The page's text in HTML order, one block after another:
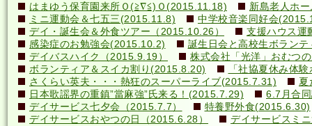
はまゆう保育園来所Ｏ(≧∇≦)Ｏ(2015.11.18)
新島老人ホ
ミニ運動会＆七五三(2015.11.8)
中学校音楽同好会
デイ・誕生会＆外食ツアー（2015.10.26）
支援ハウス運
感染症のお勉強会(2015.10.2)
誕生日会と高校生ボラン
デイバスハイク（2015.9.19）
株式会社「光洋」おむつ
ボランティア＆スイカ割り(2015.8.20)
「社協夏休み体
さくらい英夫・・・熱狂のスーパーライブ(2015.7.31)
夏
日本歌謡界の重鎮”當麻強”氏来る！(2015.7.29)
6.7月合
デイサービス七夕会（2015.7.7）
特養野外食(2015.6.30)
デイサービスおやつの日（2015.6.28）
デイサービスミ